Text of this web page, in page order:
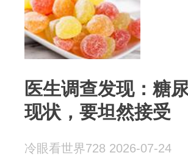
医生调查发现：糖
现状，要坦然接受
冷眼看世界728 2026-07-24